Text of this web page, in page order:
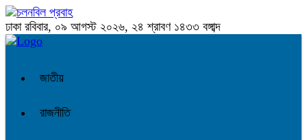
ঢাকা রবিবার, ০৯ আগস্ট ২০২৬, ২৪ শ্রাবণ ১৪৩৩ বঙ্গাব্দ
জাতীয়
রাজনীতি